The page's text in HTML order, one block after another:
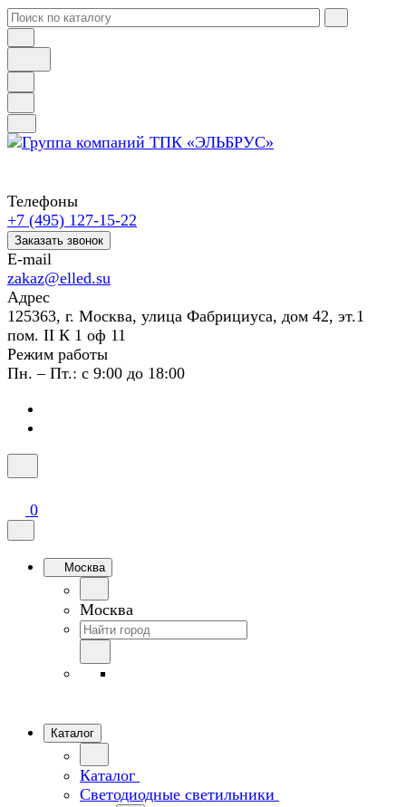
Телефоны
+7 (495) 127-15-22
Заказать звонок
E-mail
zakaz@elled.su
Адрес
125363, г. Москва, улица Фабрициуса, дом 42, эт.1
пом. II К 1 оф 11
Режим работы
Пн. – Пт.: с 9:00 до 18:00
0
Москва
Москва
Каталог
Каталог
Светодиодные светильники